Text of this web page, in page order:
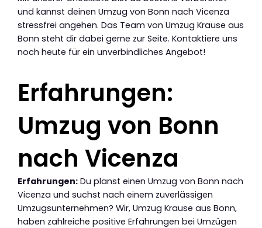
und kannst deinen Umzug von Bonn nach Vicenza
stressfrei angehen. Das Team von Umzug Krause aus
Bonn steht dir dabei gerne zur Seite. Kontaktiere uns
noch heute für ein unverbindliches Angebot!
Erfahrungen:
Umzug von Bonn
nach Vicenza
Erfahrungen: Du planst einen Umzug von Bonn nach
Vicenza und suchst nach einem zuverlässigen
Umzugsunternehmen? Wir, Umzug Krause aus Bonn,
haben zahlreiche positive Erfahrungen bei Umzügen